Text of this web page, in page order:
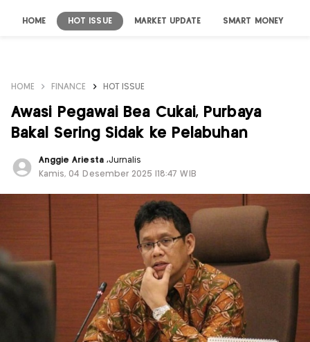
HOME HOT ISSUE MARKET UPDATE SMART MONEY
HOME FINANCE HOT ISSUE
Awasi Pegawai Bea Cukai, Purbaya
Bakal Sering Sidak ke Pelabuhan
Anggie Ariesta ,Jurnalis
Kamis, 04 Desember 2025 |18:47 WIB